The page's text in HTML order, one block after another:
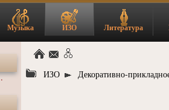
Музыка ИЗО Литература
ИЗО Декоративно-